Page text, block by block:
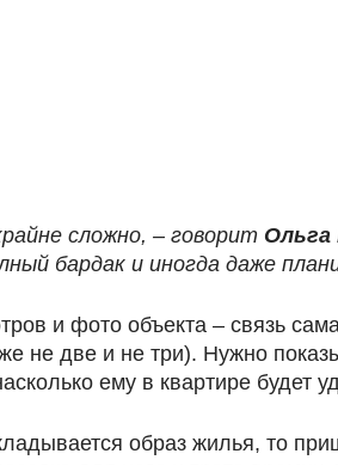
сложно, – говорит Ольга
бардак и иногда даже
и фото объекта – связь
не две и не три). Нужно
ему в квартире будет
образ жилья, то